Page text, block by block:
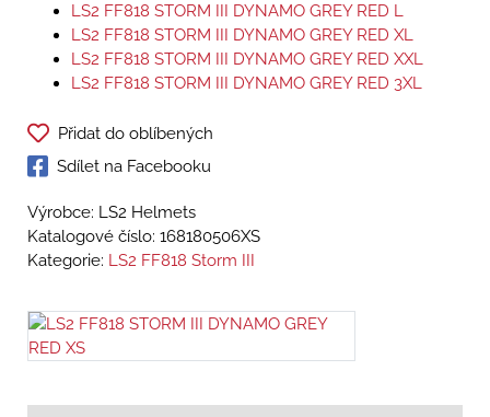
LS2 FF818 STORM III DYNAMO GREY RED L
LS2 FF818 STORM III DYNAMO GREY RED XL
LS2 FF818 STORM III DYNAMO GREY RED XXL
LS2 FF818 STORM III DYNAMO GREY RED 3XL
Přidat do oblíbených
Sdílet na Facebooku
Výrobce: LS2 Helmets
Katalogové číslo: 168180506XS
Kategorie: LS2 FF818 Storm III